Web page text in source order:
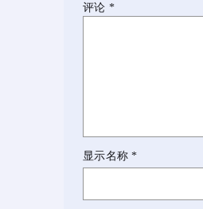
评论 *
显示名称*